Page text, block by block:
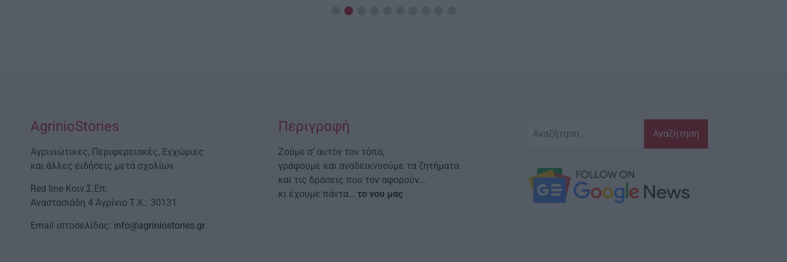
AgrinioStories
Αγρινιώτικες, Περιφερειακές, Εγχώριες
και άλλες ειδήσεις μετά σχολίων
Red line Κοιν.Σ.Επ.
Αναστασιάδη 4 Αγρίνιο Τ.Κ.: 30131
Email ιστοσελίδας: info@agriniostories.gr
Περιγραφή
Ζούμε σ’ αυτόν τον τόπο,
γράφουμε και αναδεικνυούμε τα ζητήματα
και τις δράσεις που τον αφορούν…
κι έχουμε πάντα…το νου μας
για: